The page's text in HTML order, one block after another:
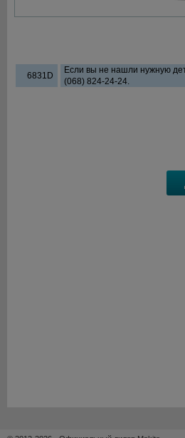
6831D
Если вы не нашли нужную
(068) 824-24-24.